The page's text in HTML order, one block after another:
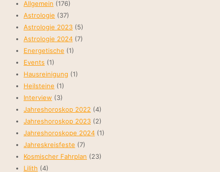
Allgemein (176)
Astrologie (37)
Astrologie 2023 (5)
Astrologie 2024 (7)
Energetische (1)
Events (1)
Hausreinigung (1)
Heilsteine (1)
Interview (3)
Jahreshoroskop 2022 (4)
Jahreshoroskop 2023 (2)
Jahreshoroskope 2024 (1)
Jahreskreisfeste (7)
Kosmischer Fahrplan (23)
Lilith (4)